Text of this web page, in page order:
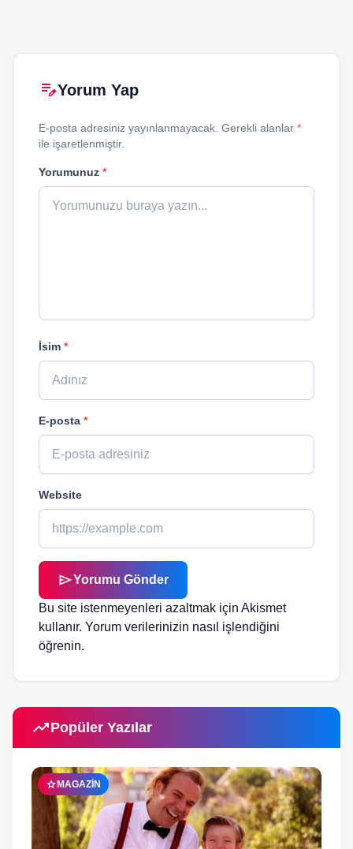
edit_noteYorum Yap
E-posta adresiniz yayınlanmayacak. Gerekli alanlar *
ile işaretlenmiştir.
Yorumunuz *
İsim *
E-posta *
Website
sendYorumu Gönder
Bu site istenmeyenleri azaltmak için Akismet
kullanır. Yorum verilerinizin nasıl işlendiğini
öğrenin.
trending_upPopüler Yazılar
star MAGAZIN